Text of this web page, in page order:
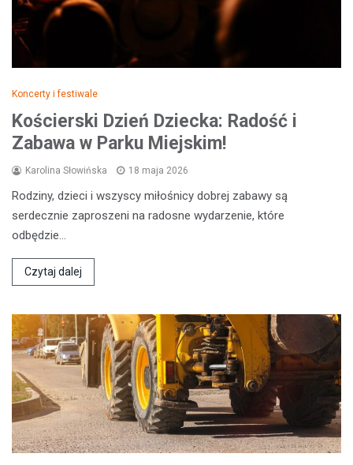
Koncerty i festiwale
Kościerski Dzień Dziecka: Radość i
Zabawa w Parku Miejskim!
Karolina Słowińska 18 maja 2026
Rodziny, dzieci i wszyscy miłośnicy dobrej zabawy są
serdecznie zaproszeni na radosne wydarzenie, które
odbędzie…
Czytaj dalej